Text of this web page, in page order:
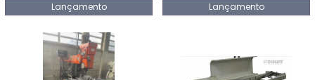
Lançamento Lançamento